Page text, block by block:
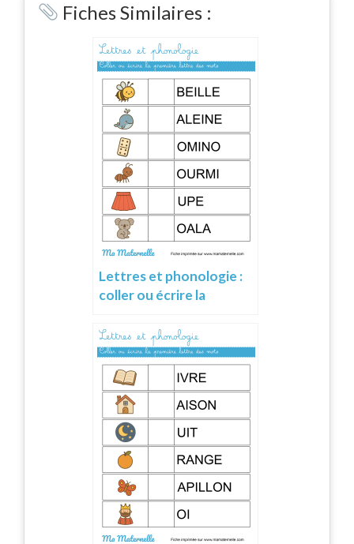
Fiches Similaires :
Lettres et phonologie :
coller ou écrire la